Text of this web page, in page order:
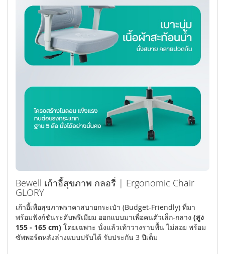
Bewell เก้าอี้สุขภาพ กลอรี่ | Ergonomic Chair
GLORY
เก้าอี้เพื่อสุขภาพราคาสบายกระเป๋า (Budget-Friendly) ที่มา
พร้อมฟังก์ชันระดับพรีเมียม ออกแบบมาเพื่อคนตัวเล็ก-กลาง (สูง
155 - 165 cm) โดยเฉพาะ นั่งแล้วเท้าวางราบพื้น ไม่ลอย พร้อม
ซัพพอร์ตหลังล่างแบบปรับได้ รับประกัน 3 ปีเต็ม